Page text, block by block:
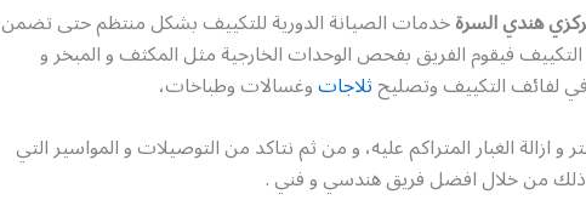
هندي السرةخدمات الصيانة الدورية للتكييف بشكل منتظم حتى تضمن
فيقوم الفريق بفحص الوحدات الخارجية مثل المكثف و المبخر و
لفائف التكييف وتصليحثلاجاتوغسالات وطباخات،
ازالة الغبار المتراكم عليه، و من ثم نتاكد من التوصيلات و المواسير التي
ذلك من خلال افضل فريق هندسي و فني .